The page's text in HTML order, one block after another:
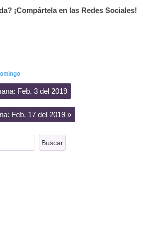
¡Compártela en las Redes Sociales!
Feb. 3 del 2019
Feb. 17 del 2019 »